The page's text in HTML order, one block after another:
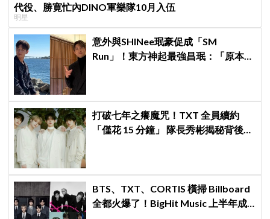
代役、勝寛忙內DINO軍樂隊10月入伍
明星
意外與SHINee珉豪促成「SM
Run」！東方神起最強昌珉：「原本想
打破七年之癢魔咒！TXT 全員續約
「僅花 15 分鐘」 隊長秀彬揭秘背後原
BTS、TXT、CORTIS 橫掃 Billboard
全都火爆了！BigHit Music 上半年成